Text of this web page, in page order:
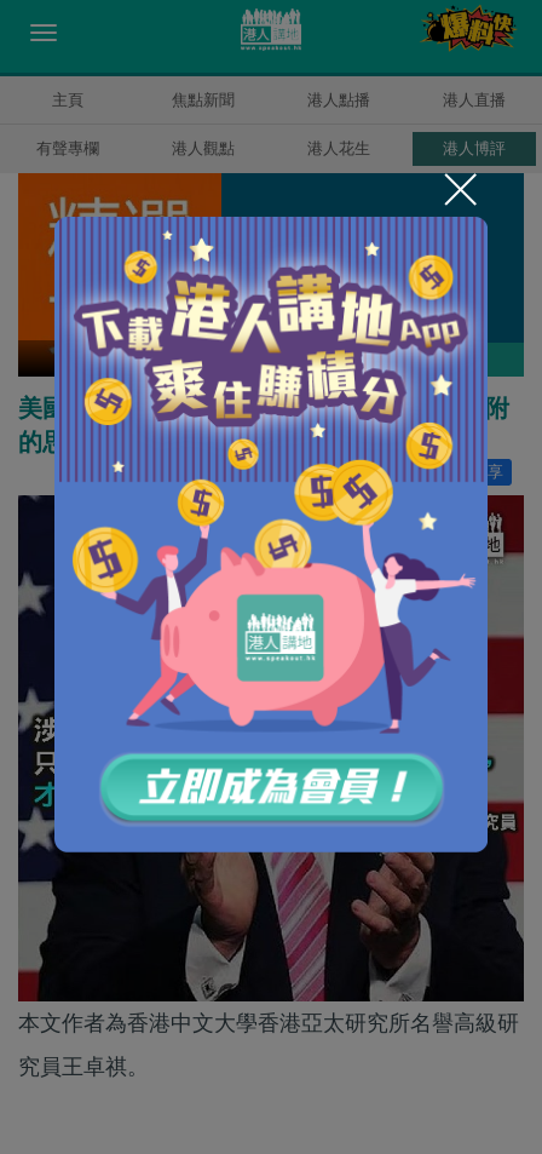
主頁 焦點新聞 港人點播 港人直播
有聲專欄 港人觀點 港人花生 港人博評
精選文章 作者其他博評
美國對華戰略是否次優選項呢？ ——路徑依附
的思考
分享
讚好 13
本文作者為香港中文大學香港亞太研究所名譽高級研
究員王卓祺。